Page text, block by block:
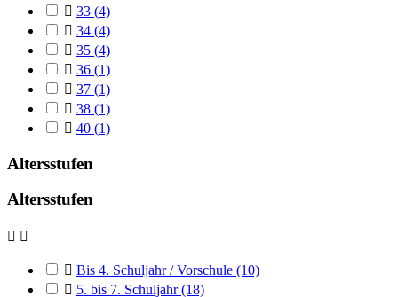
 33 (4)
 34 (4)
 35 (4)
 36 (1)
 37 (1)
 38 (1)
 40 (1)
Altersstufen
Altersstufen
 
 Bis 4. Schuljahr / Vorschule (10)
 5. bis 7. Schuljahr(18)